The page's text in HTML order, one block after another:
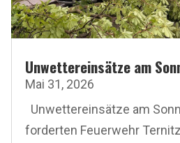
Unwettereinsätze am
Mai 31, 2026
Unwettereinsätze am
forderten Feuerwehr